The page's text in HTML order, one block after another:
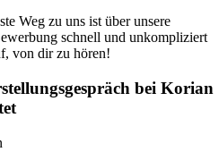
Weg zu uns ist über unsere
schnell und unkompliziert
von dir zu hören!
bei Korian